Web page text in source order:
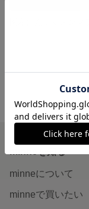
minne ホーム simply
minneについて
minneで買いたい